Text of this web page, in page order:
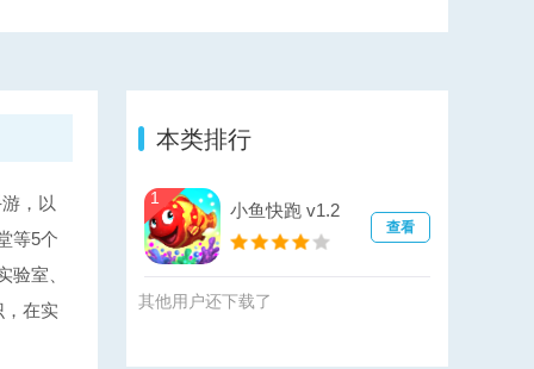
官方正版 云游戏 动版
，以
等5个
室、
在实
本类排行
1
小鱼快跑 v1.2
查看
其他用户还下载了